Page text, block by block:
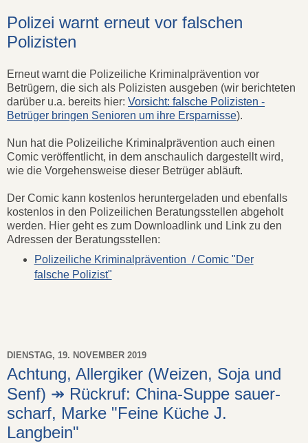
Polizei warnt erneut vor falschen
Polizisten
Erneut warnt die Polizeiliche Kriminalprävention vor
Betrügern, die sich als Polizisten ausgeben (wir berichteten
darüber u.a. bereits hier: Vorsicht: falsche Polizisten -
Betrüger bringen Senioren um ihre Ersparnisse).
Nun hat die Polizeiliche Kriminalprävention auch einen
Comic veröffentlicht, in dem anschaulich dargestellt wird,
wie die Vorgehensweise dieser Betrüger abläuft.
Der Comic kann kostenlos heruntergeladen und ebenfalls
kostenlos in den Polizeilichen Beratungsstellen abgeholt
werden. Hier geht es zum Downloadlink und Link zu den
Adressen der Beratungsstellen:
Polizeiliche Kriminalprävention / Comic "Der
falsche Polizist"
DIENSTAG, 19. NOVEMBER 2019
Achtung, Allergiker (Weizen, Soja und
Senf) ↠ Rückruf: China-Suppe sauer-
scharf, Marke "Feine Küche J.
Langbein"